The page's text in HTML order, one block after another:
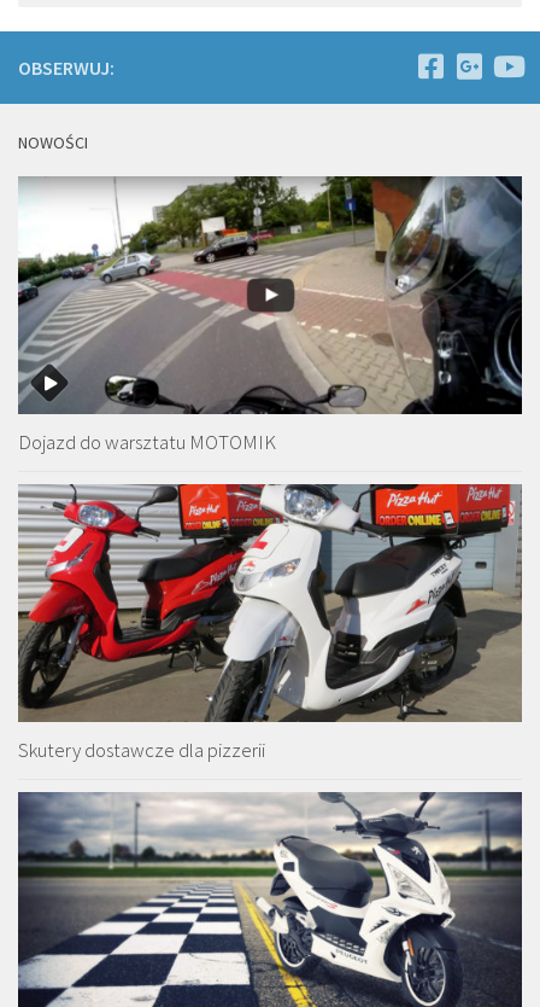
OBSERWUJ:
NOWOŚCI
Dojazd do warsztatu MOTOMIK
Skutery dostawcze dla pizzerii